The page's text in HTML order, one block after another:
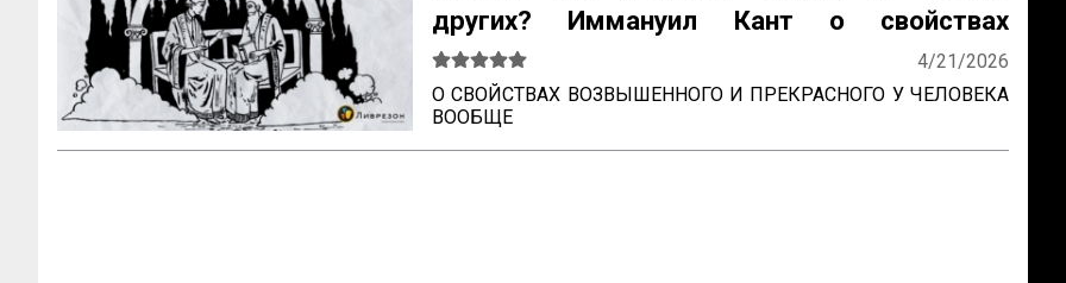
других? Иммануил Кант о свойствах
возвышенного и прекрасного
4/21/2026
О СВОЙСТВАХ ВОЗВЫШЕННОГО И ПРЕКРАСНОГО У ЧЕЛОВЕКА
ВООБЩЕ